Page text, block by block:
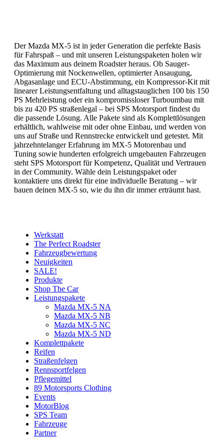
Der Mazda MX-5 ist in jeder Generation die perfekte Basis
für Fahrspaß – und mit unseren Leistungspaketen holen wir
das Maximum aus deinem Roadster heraus. Ob Sauger-
Optimierung mit Nockenwellen, optimierter Ansaugung,
Abgasanlage und ECU-Abstimmung, ein Kompressor-Kit mit
linearer Leistungsentfaltung und alltagstauglichen 100 bis 150
PS Mehrleistung oder ein kompromissloser Turboumbau mit
bis zu 420 PS straßenlegal – bei SPS Motorsport findest du
die passende Lösung. Alle Pakete sind als Komplettlösungen
erhältlich, wahlweise mit oder ohne Einbau, und werden von
uns auf Straße und Rennstrecke entwickelt und getestet. Mit
jahrzehntelanger Erfahrung im MX-5 Motorenbau und
Tuning sowie hunderten erfolgreich umgebauten Fahrzeugen
steht SPS Motorsport für Kompetenz, Qualität und Vertrauen
in der Community. Wähle dein Leistungspaket oder
kontaktiere uns direkt für eine individuelle Beratung – wir
bauen deinen MX-5 so, wie du ihn dir immer erträumt hast.
Werkstatt
The Perfect Roadster
Fahrzeugbewertung
Neuigkeiten
SALE!
Produkte
Shop The Car
Leistungspakete
Mazda MX-5 NA
Mazda MX-5 NB
Mazda MX-5 NC
Mazda MX-5 ND
Komplettpakete
Reifen
Straßenfelgen
Rennsportfelgen
Pflegemittel
89 Motorsports Clothing
Events
MotorBlog
SPS Team
Fahrzeuge
Partner